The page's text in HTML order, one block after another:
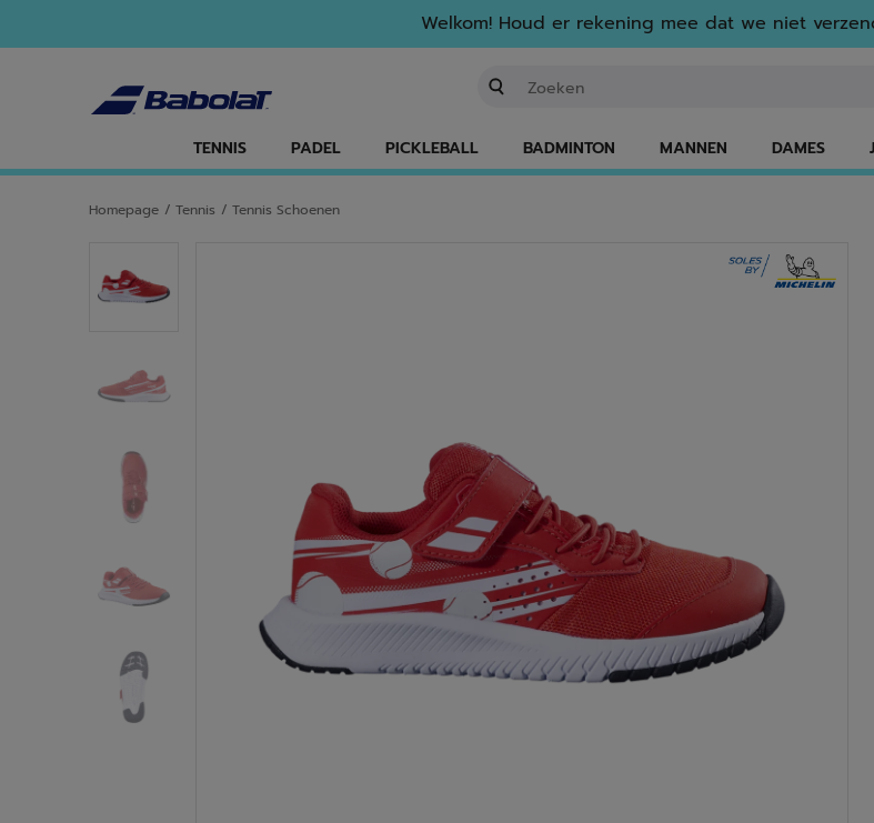
Welkom! Houd er rekening mee dat we niet
TENNIS PADEL PICKLEBALL BADMINTON MANNEN DAMES
Homepage / Tennis / Tennis Schoenen